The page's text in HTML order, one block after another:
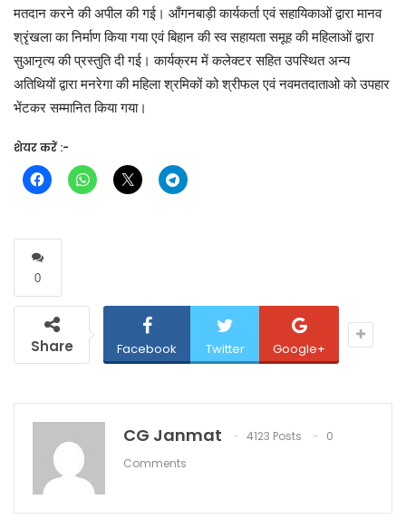
मतदान करने की अपील की गई। आँगनबाड़ी कार्यकर्ता एवं सहायिकाओं द्वारा मानव
श्रृंखला का निर्माण किया गया एवं बिहान की स्व सहायता समूह की महिलाओं द्वारा
सुआनृत्य की प्रस्तुति दी गई। कार्यक्रम में कलेक्टर सहित उपस्थित अन्य
अतिथियों द्वारा मनरेगा की महिला श्रमिकों को श्रीफल एवं नवमतदाताओ को उपहार
भेंटकर सम्मानित किया गया।
शेयर करें :-
0
Share Facebook Twitter Google+
CG Janmat 4123 Posts
0
Comments